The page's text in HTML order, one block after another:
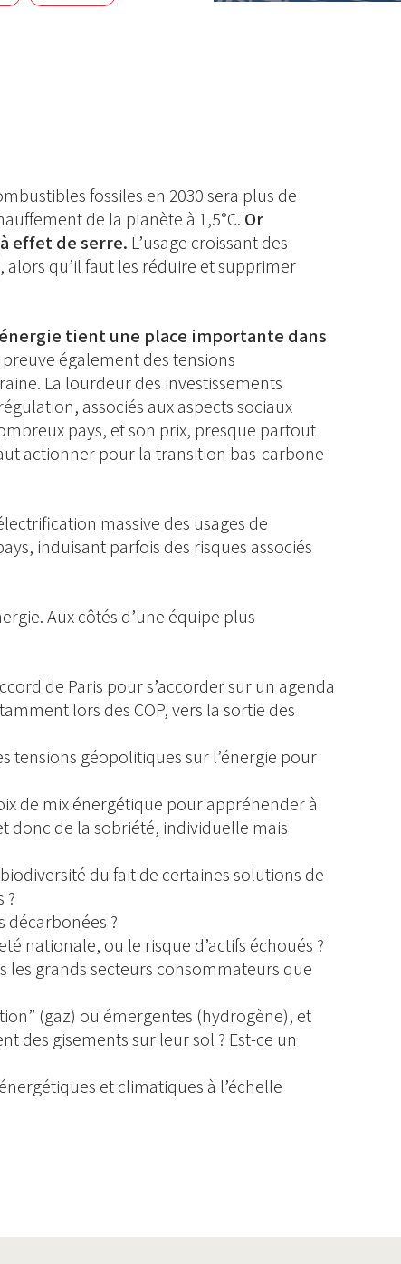
fossiles en 2030 sera plus de
de la planète à 1,5°C. Or
effet de serre. L’usage croissant des
qu’il faut les réduire et supprimer
tient une place importante dans
également des tensions
La lourdeur des investissements
associés aux aspects sociaux
pays, et son prix, presque partout
actionner pour la transition bas-carbone
massive des usages de
induisant parfois des risques associés
Aux côtés d’une équipe plus
de Paris pour s’accorder sur un agenda
lors des COP, vers la sortie des
tensions géopolitiques sur l’énergie pour
de mix énergétique pour appréhender à
donc de la sobriété, individuelle mais
du fait de certaines solutions de
?
?
nationale, ou le risque d’actifs échoués ?
grands secteurs consommateurs que
(gaz) ou émergentes (hydrogène), et
des gisements sur leur sol ? Est-ce un
et climatiques à l’échelle